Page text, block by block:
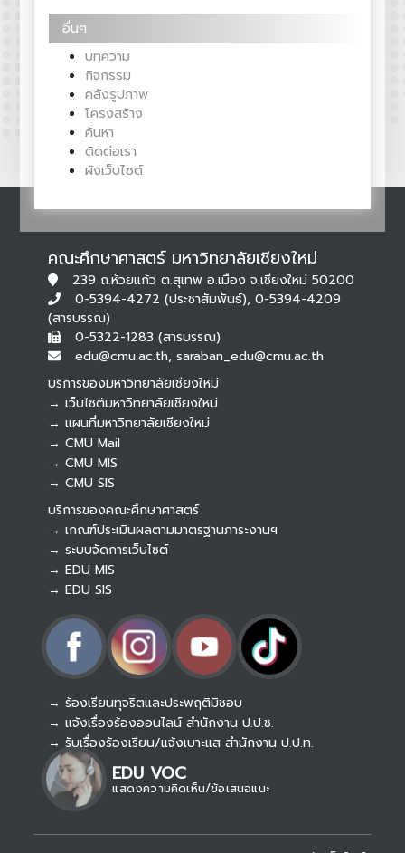
อื่นๆ
บทความ
กิจกรรม
คลังรูปภาพ
โครงสร้าง
ค้นหา
ติดต่อเรา
ผังเว็บไซต์
คณะศึกษาศาสตร์ มหาวิทยาลัยเชียงใหม่
239 ถ.ห้วยแก้ว ต.สุเทพ อ.เมือง จ.เชียงใหม่ 50200
0-5394-4272 (ประชาสัมพันธ์), 0-5394-4209
(สารบรรณ)
0-5322-1283 (สารบรรณ)
edu@cmu.ac.th, saraban_edu@cmu.ac.th
บริการของมหาวิทยาลัยเชียงใหม่
→ เว็บไซต์มหาวิทยาลัยเชียงใหม่
→ แผนที่มหาวิทยาลัยเชียงใหม่
→ CMU Mail
→ CMU MIS
→ CMU SIS
บริการของคณะศึกษาศาสตร์
→ เกณฑ์ประเมินผลตามมาตรฐานภาระงานฯ
→ ระบบจัดการเว็บไซต์
→ EDU MIS
→ EDU SIS
→ ร้องเรียนทุจริตและประพฤติมิชอบ
→ แจ้งเรื่องร้องออนไลน์ สำนักงาน ป.ป.ช.
→ รับเรื่องร้องเรียน/แจ้งเบาะแส สำนักงาน ป.ป.ท.
EDU VOC
แสดงความคิดเห็น/ข้อเสนอแนะ
Botnoi Assistant
Connecting…